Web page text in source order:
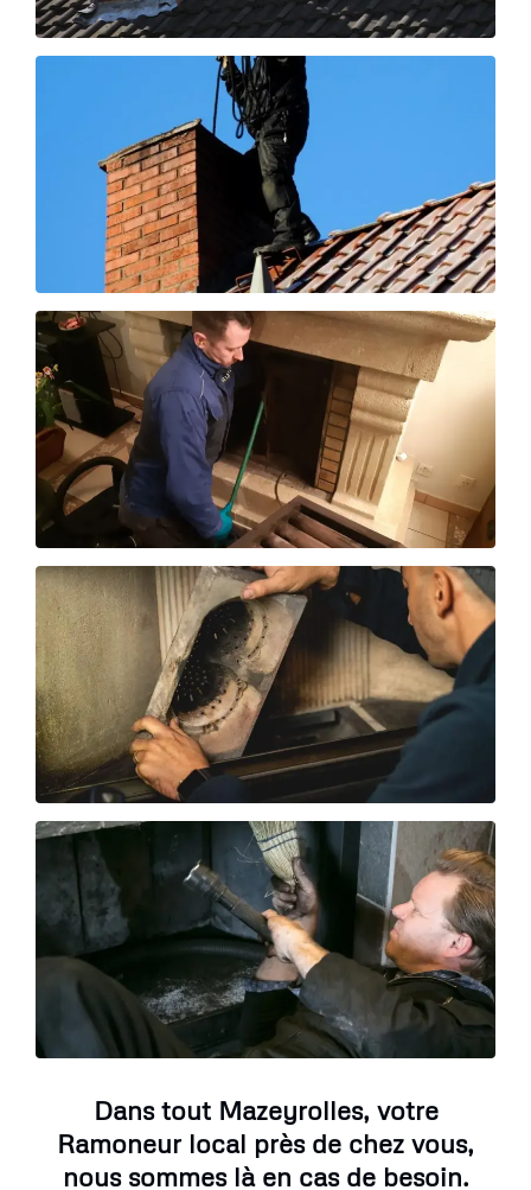
Dans tout Mazeyrolles, votre
Ramoneur local près de chez vous,
nous sommes là en cas de besoin.